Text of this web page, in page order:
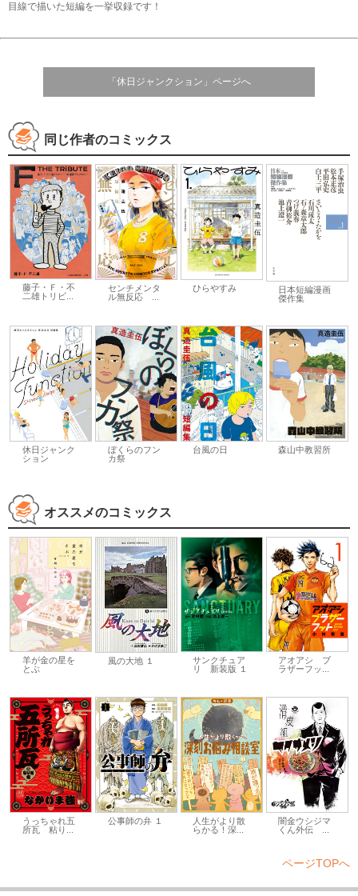
目線で描いた短編を一挙収録です！
「休日ジャンクション」ページへ
同じ作者のコミックス
藤子・Ｆ・不
二雄トリビ...
センチメンタ
ル無反応 ...
ひらやすみ
日本短編漫画
傑作集
休日ジャンク
ション
ぼくらのフン
カ祭
台風の日 森山中教習所
オススメのコミックス
羊が金の星を
とぶ
風の大地 １
サンクチュア
リ 新装版 １
アオアシ ブ
ラザーフッ...
うっちゃれ五
所瓦 粘り...
公事師の弁 １
人生がより散
らかる！深...
闇金ウシジマ
くん外伝 ...
ページTOPへ